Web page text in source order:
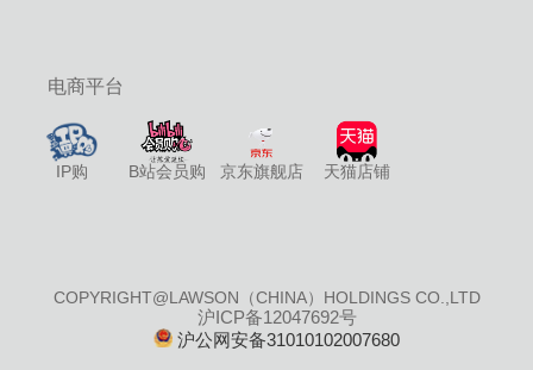
电商平台
IP购 B站会员购 京东旗舰店 天猫店铺
COPYRIGHT@LAWSON（CHINA）HOLDINGS CO.,LTD
沪ICP备12047692号
沪公网安备31010102007680